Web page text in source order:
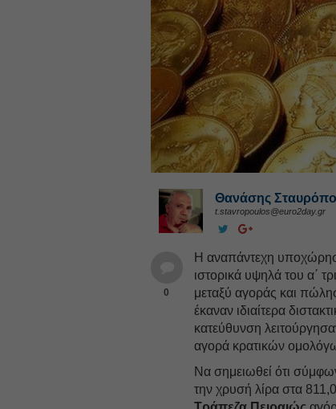
Θανάσης
t.stavropoulos@euro2day.gr
0
Η αναπάντεχη
ιστορικά υψηλά του α΄
μεταξύ αγοράς και
έκαναν ιδιαίτερα
κατεύθυνση
αγορά κρατικών
Να σημειωθεί ότι
την χρυσή λίρα στα